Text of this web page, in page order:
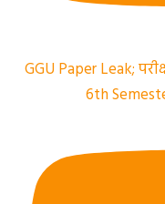
GGU Paper Leak;
6th